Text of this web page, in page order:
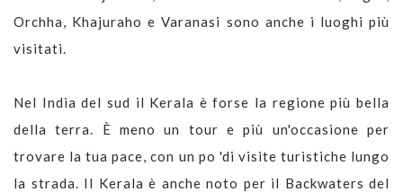
Orchha, Khajuraho e Varanasi sono anche i luoghi più
visitati.
Nel India del sud il Kerala è forse la regione più bella
della terra. È meno un tour e più un'occasione per
trovare la tua pace, con un po 'di visite turistiche lungo
la strada. Il Kerala è anche noto per il Backwaters del